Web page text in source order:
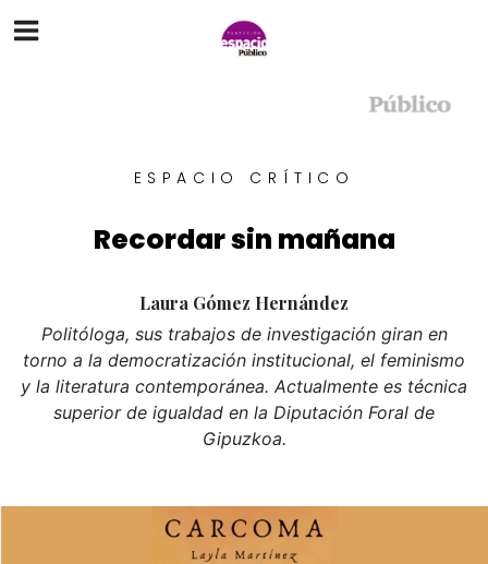
ESPACIO CRÍTICO
Recordar sin mañana
Laura Gómez Hernández
Politóloga, sus trabajos de investigación giran en
torno a la democratización institucional, el feminismo
y la literatura contemporánea. Actualmente es técnica
superior de igualdad en la Diputación Foral de
Gipuzkoa.